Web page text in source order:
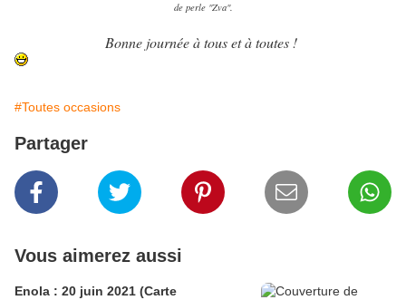
de perle "Zva".
Bonne journée à tous et à toutes !
#Toutes occasions
Partager
Vous aimerez aussi
Enola : 20 juin 2021 (Carte